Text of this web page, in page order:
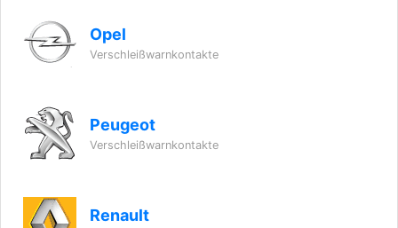
Opel
Verschleißwarnkontakte
Peugeot
Verschleißwarnkontakte
Renault